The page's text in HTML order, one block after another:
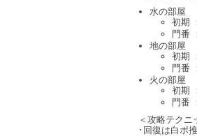
水の部屋
初期
門番
地の部屋
初期
門番
火の部屋
初期
門番
＜攻略テクニ
･回復は白ポ